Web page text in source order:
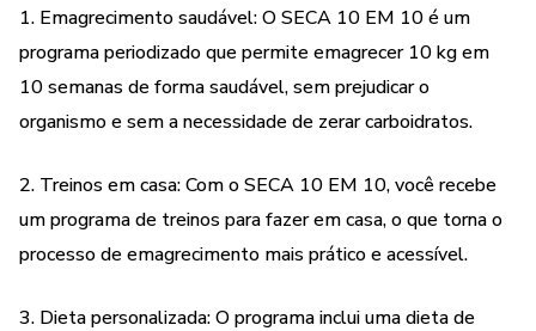
1. Emagrecimento saudável: O SECA 10 EM 10 é um
programa periodizado que permite emagrecer 10 kg em
10 semanas de forma saudável, sem prejudicar o
organismo e sem a necessidade de zerar carboidratos.
2. Treinos em casa: Com o SECA 10 EM 10, você recebe
um programa de treinos para fazer em casa, o que torna o
processo de emagrecimento mais prático e acessível.
3. Dieta personalizada: O programa inclui uma dieta de